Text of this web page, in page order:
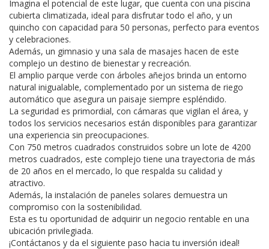
Imagina el potencial de este lugar, que cuenta con una piscina
cubierta climatizada, ideal para disfrutar todo el año, y un
quincho con capacidad para 50 personas, perfecto para eventos
y celebraciones.
Además, un gimnasio y una sala de masajes hacen de este
complejo un destino de bienestar y recreación.
El amplio parque verde con árboles añejos brinda un entorno
natural inigualable, complementado por un sistema de riego
automático que asegura un paisaje siempre espléndido.
La seguridad es primordial, con cámaras que vigilan el área, y
todos los servicios necesarios están disponibles para garantizar
una experiencia sin preocupaciones.
Con 750 metros cuadrados construidos sobre un lote de 4200
metros cuadrados, este complejo tiene una trayectoria de más
de 20 años en el mercado, lo que respalda su calidad y
atractivo.
Además, la instalación de paneles solares demuestra un
compromiso con la sostenibilidad.
Esta es tu oportunidad de adquirir un negocio rentable en una
ubicación privilegiada.
¡Contáctanos y da el siguiente paso hacia tu inversión ideal!